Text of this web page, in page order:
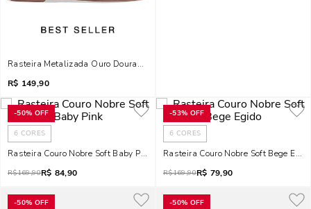
Rasteira Metalizada Ouro Dourada Bico Quadrado
R$ 149,90
-50% OFF
6 CORES
Rasteira Couro Nobre Soft Baby Pink
R$169,90R$ 84,90
-53% OFF
6 CORES
Rasteira Couro Nobre Soft Bege
R$169,90R$ 79,90
-50% OFF -50% OFF